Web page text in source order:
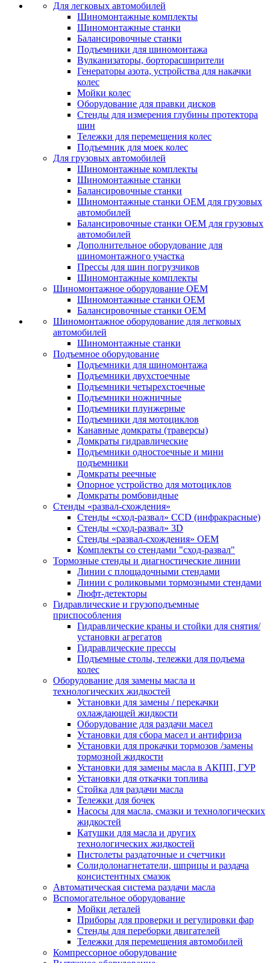
Для легковых автомобилей
Шиномонтажные комплекты
Шиномонтажные станки
Балансировочные станки
Подъемники для шиномонтажа
Вулканизаторы, борторасширители
Генераторы азота, устройства для накачки
колес
Мойки колес
Оборудование для правки дисков
Стенды для измерения глубины протектора
шин
Тележки для перемещения колес
Подъемник для моек колеc
Для грузовых автомобилей
Шиномонтажные комплекты
Шиномонтажные станки
Балансировочные станки
Шиномонтажные станки ОЕМ для грузовых
автомобилей
Балансировочные станки ОЕМ для грузовых
автомобилей
Дополнительное оборудование для
шиномонтажного участка
Прессы для шин погрузчиков
Шиномонтажные комплекты
Шиномонтажное оборудование ОЕМ
Шиномонтажные станки ОЕМ
Балансировочные станки ОЕМ
Шиномонтажное оборудование для легковых
автомобилей
Шиномонтажные станки
Подъемное оборудование
Подъемники для шиномонтажа
Подъемники двухстоечные
Подъемники четырехстоечные
Подъемники ножничные
Подъемники плунжерные
Подъемники для мотоциклов
Канавные домкраты (траверсы)
Домкраты гидравлические
Подъемники одностоечные и мини
подъемники
Домкраты реечные
Опорное устройство для мотоциклов
Домкраты ромбовидные
Стенды «развал-схождения»
Стенды «сход-развал» CCD (инфракрасные)
Стенды «сход-развал» 3D
Стенды «развал-схождения» ОЕМ
Комплекты со стендами "сход-развал"
Тормозные стенды и диагностические линии
Линии с площадочными стендами
Линии с роликовыми тормозными стендами
Люфт-детекторы
Гидравлические и грузоподъемные
приспособления
Гидравлические краны и стойки для снятия/
установки агрегатов
Гидравлические прессы
Подъемные столы, тележки для подъема
колес
Оборудование для замены масла и
технологических жидкостей
Установки для замены / перекачки
охлаждающей жидкости
Оборудование для раздачи масел
Установки для сбора масел и антифриза
Установки для прокачки тормозов /замены
тормозной жидкости
Установки для замены масла в АКПП, ГУР
Установки для откачки топлива
Стойка для раздачи масла
Тележки для бочек
Насосы для масла, смазки и технологических
жидкостей
Катушки для масла и других
технологических жидкостей
Пистолеты раздаточные и счетчики
Солидолонагнетатели, шприцы и раздача
консистентных смазок
Автоматическая система раздачи масла
Вспомогательное оборудование
Мойки деталей
Приборы для проверки и регулировки фар
Стенды для переборки двигателей
Тележки для перемещения автомобилей
Компрессорное оборудование